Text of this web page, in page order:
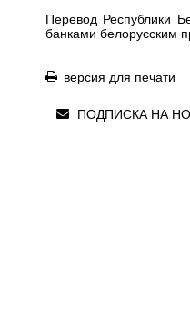
Перевод Республики
банками белорусским
версия для печати
ПОДПИСКА НА